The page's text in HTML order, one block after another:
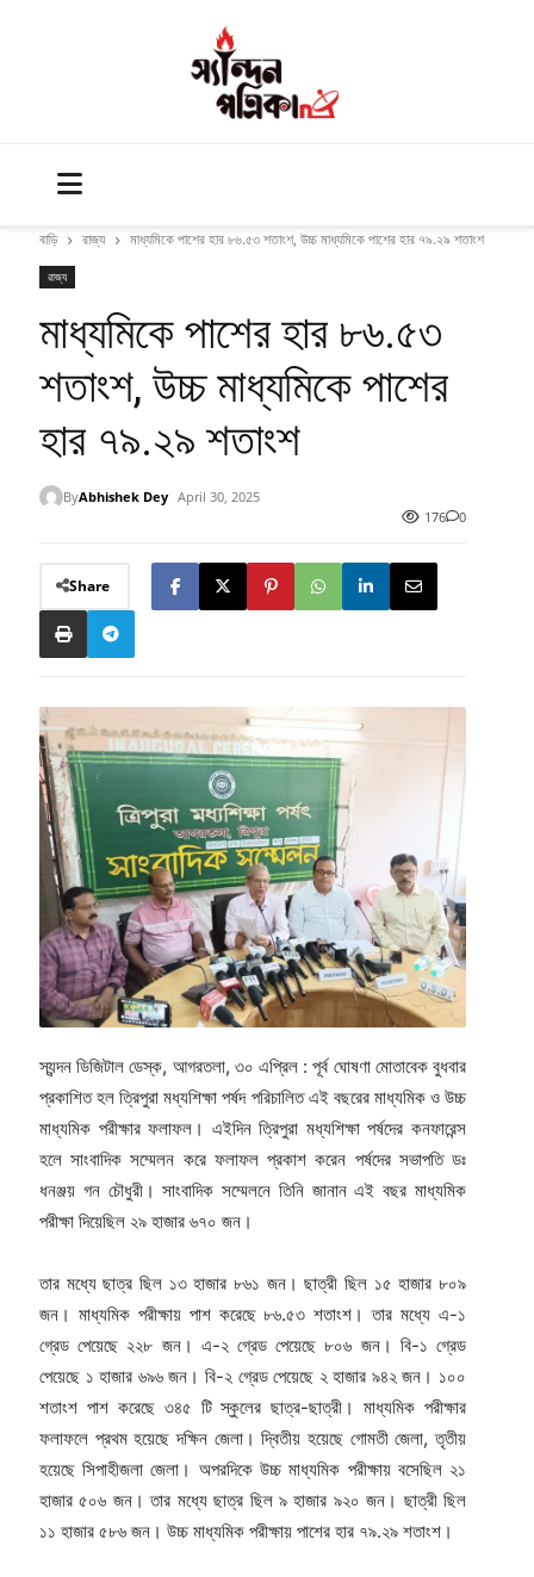
বাড়ি রাজ্য মাধ্যমিকে পাশের হার ৮৬.৫৩ শতাংশ, উচ্চ মাধ্যমিকে পাশের হার ৭৯.২৯ শতাংশ
রাজ্য
মাধ্যমিকে পাশের হার ৮৬.৫৩
শতাংশ, উচ্চ মাধ্যমিকে পাশের
হার ৭৯.২৯ শতাংশ
ByAbhishek Dey April 30, 2025
176
0
Share
স্যন্দন ডিজিটাল ডেস্ক, আগরতলা, ৩০ এপ্রিল : পূর্ব ঘোষণা মোতাবেক বুধবার
প্রকাশিত হল ত্রিপুরা মধ্যশিক্ষা পর্ষদ পরিচালিত এই বছরের মাধ্যমিক ও উচ্চ
মাধ্যমিক পরীক্ষার ফলাফল। এইদিন ত্রিপুরা মধ্যশিক্ষা পর্ষদের কনফারেন্স
হলে সাংবাদিক সম্মেলন করে ফলাফল প্রকাশ করেন পর্ষদের সভাপতি ডঃ
ধনঞ্জয় গন চৌধুরী। সাংবাদিক সম্মেলনে তিনি জানান এই বছর মাধ্যমিক
পরীক্ষা দিয়েছিল ২৯ হাজার ৬৭০ জন।
তার মধ্যে ছাত্র ছিল ১৩ হাজার ৮৬১ জন। ছাত্রী ছিল ১৫ হাজার ৮০৯
জন। মাধ্যমিক পরীক্ষায় পাশ করেছে ৮৬.৫৩ শতাংশ। তার মধ্যে এ-১
গ্রেড পেয়েছে ২২৮ জন। এ-২ গ্রেড পেয়েছে ৮০৬ জন। বি-১ গ্রেড
পেয়েছে ১ হাজার ৬৯৬ জন। বি-২ গ্রেড পেয়েছে ২ হাজার ৯৪২ জন। ১০০
শতাংশ পাশ করেছে ৩৪৫ টি স্কুলের ছাত্র-ছাত্রী। মাধ্যমিক পরীক্ষার
ফলাফলে প্রথম হয়েছে দক্ষিন জেলা। দ্বিতীয় হয়েছে গোমতী জেলা, তৃতীয়
হয়েছে সিপাহীজলা জেলা। অপরদিকে উচ্চ মাধ্যমিক পরীক্ষায় বসেছিল ২১
হাজার ৫০৬ জন। তার মধ্যে ছাত্র ছিল ৯ হাজার ৯২০ জন। ছাত্রী ছিল
১১ হাজার ৫৮৬ জন। উচ্চ মাধ্যমিক পরীক্ষায় পাশের হার ৭৯.২৯ শতাংশ।